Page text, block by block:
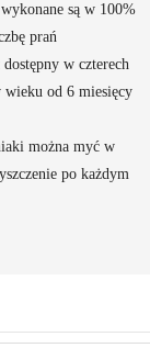
są w 100%
prań
w czterech
od 6 miesięcy
można myć w
po każdym